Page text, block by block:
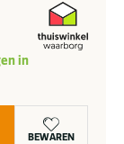
in
BEWAREN